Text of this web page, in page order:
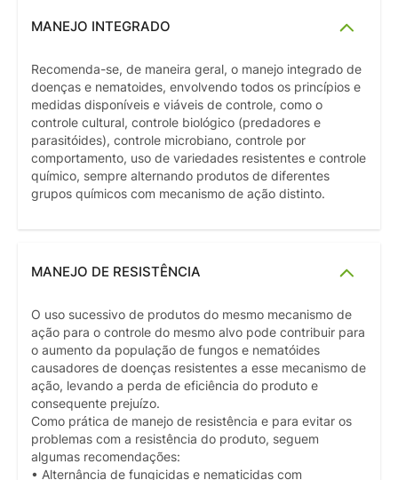
MANEJO INTEGRADO
Recomenda-se, de maneira geral, o manejo integrado de
doenças e nematoides, envolvendo todos os princípios e
medidas disponíveis e viáveis de controle, como o
controle cultural, controle biológico (predadores e
parasitóides), controle microbiano, controle por
comportamento, uso de variedades resistentes e controle
químico, sempre alternando produtos de diferentes
grupos químicos com mecanismo de ação distinto.
MANEJO DE RESISTÊNCIA
O uso sucessivo de produtos do mesmo mecanismo de
ação para o controle do mesmo alvo pode contribuir para
o aumento da população de fungos e nematóides
causadores de doenças resistentes a esse mecanismo de
ação, levando a perda de eficiência do produto e
consequente prejuízo.
Como prática de manejo de resistência e para evitar os
problemas com a resistência do produto, seguem
algumas recomendações:
• Alternância de fungicidas e nematicidas com